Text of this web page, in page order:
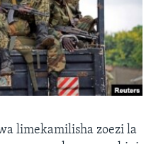
limekamilisha zoezi la